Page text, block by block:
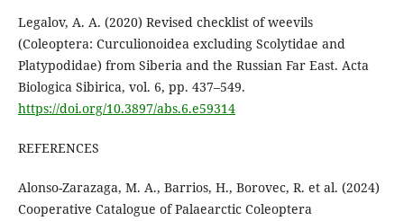
Legalov, A. A. (2020) Revised checklist of weevils
(Coleoptera: Curculionoidea excluding Scolytidae and
Platypodidae) from Siberia and the Russian Far East. Acta
Biologica Sibirica, vol. 6, pp. 437–549.
https://doi.org/10.3897/abs.6.e59314
REFERENCES
Alonso-Zarazaga, M. A., Barrios, H., Borovec, R. et al. (2024)
Cooperative Catalogue of Palaearctic Coleoptera